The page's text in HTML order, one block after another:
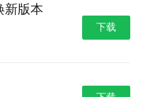
新版本
下载